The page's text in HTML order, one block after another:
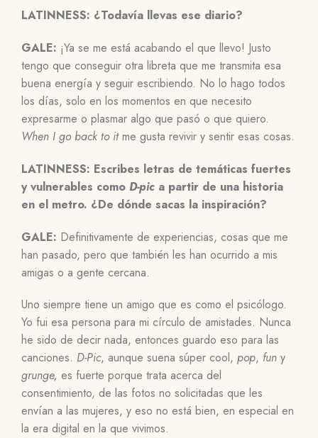
LATINNESS: ¿Todavía llevas ese diario?
GALE: ¡Ya se me está acabando el que llevo! Justo
tengo que conseguir otra libreta que me transmita esa
buena energía y seguir escribiendo. No lo hago todos
los días, solo en los momentos en que necesito
expresarme o plasmar algo que pasó o que quiero.
When I go back to itme gusta revivir y sentir esas cosas.
LATINNESS: Escribes letras de temáticas fuertes
y vulnerables como D-pic a partir de una historia
en el metro. ¿De dónde sacas la inspiración?
GALE: Definitivamente de experiencias, cosas que me
han pasado, pero que también les han ocurrido a mis
amigas o a gente cercana.
Uno siempre tiene un amigo que es como el psicólogo.
Yo fui esa persona para mi círculo de amistades. Nunca
he sido de decir nada, entonces guardo eso para las
canciones. D-Pic, aunque suena súper cool, pop, fun y
grunge, es fuerte porque trata acerca del
consentimiento, de las fotos no solicitadas que les
envían a las mujeres, y eso no está bien, en especial en
la era digital en la que vivimos.